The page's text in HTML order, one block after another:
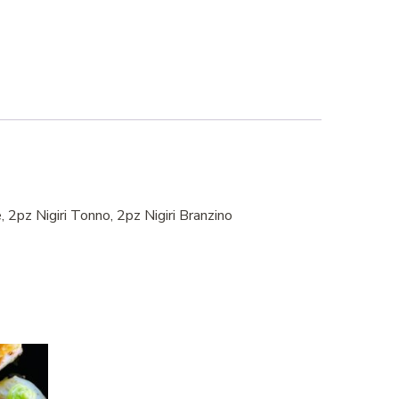
2pz Nigiri Tonno, 2pz Nigiri Branzino